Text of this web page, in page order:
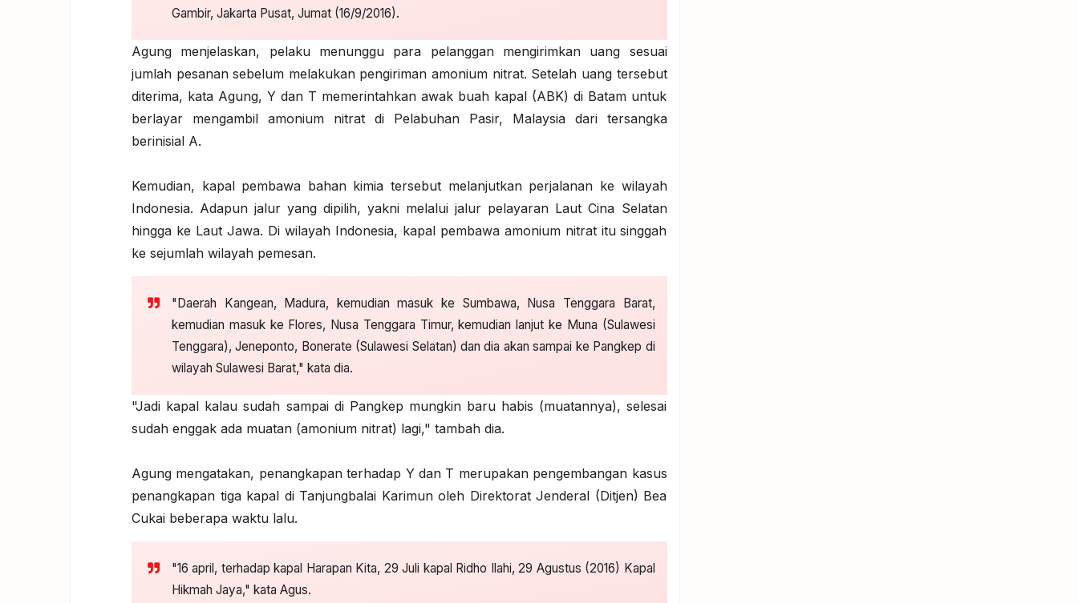
Gambir, Jakarta Pusat, Jumat (16/9/2016).
Agung menjelaskan, pelaku menunggu para pelanggan mengirimkan uang sesuai
jumlah pesanan sebelum melakukan pengiriman amonium nitrat. Setelah uang tersebut
diterima, kata Agung, Y dan T memerintahkan awak buah kapal (ABK) di Batam untuk
berlayar mengambil amonium nitrat di Pelabuhan Pasir, Malaysia dari tersangka
berinisial A.
Kemudian, kapal pembawa bahan kimia tersebut melanjutkan perjalanan ke wilayah
Indonesia. Adapun jalur yang dipilih, yakni melalui jalur pelayaran Laut Cina Selatan
hingga ke Laut Jawa. Di wilayah Indonesia, kapal pembawa amonium nitrat itu singgah
ke sejumlah wilayah pemesan.
"Daerah Kangean, Madura, kemudian masuk ke Sumbawa, Nusa Tenggara Barat,
kemudian masuk ke Flores, Nusa Tenggara Timur, kemudian lanjut ke Muna (Sulawesi
Tenggara), Jeneponto, Bonerate (Sulawesi Selatan) dan dia akan sampai ke Pangkep di
wilayah Sulawesi Barat," kata dia.
"Jadi kapal kalau sudah sampai di Pangkep mungkin baru habis (muatannya), selesai
sudah enggak ada muatan (amonium nitrat) lagi," tambah dia.
Agung mengatakan, penangkapan terhadap Y dan T merupakan pengembangan kasus
penangkapan tiga kapal di Tanjungbalai Karimun oleh Direktorat Jenderal (Ditjen) Bea
Cukai beberapa waktu lalu.
"16 april, terhadap kapal Harapan Kita, 29 Juli kapal Ridho Ilahi, 29 Agustus (2016) Kapal
Hikmah Jaya," kata Agus.